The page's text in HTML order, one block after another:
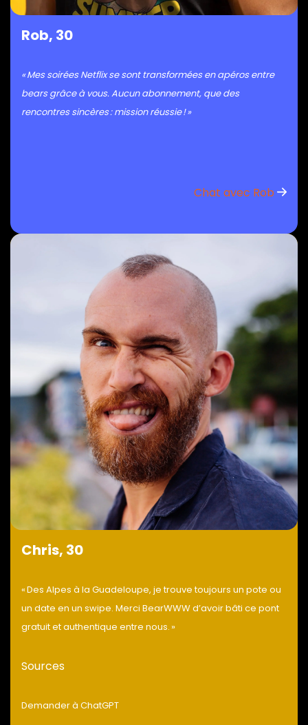
Rob, 30
« Mes soirées Netflix se sont transformées en apéros entre
bears grâce à vous. Aucun abonnement, que des
rencontres sincères : mission réussie ! »
Chat avec Rob
Chris, 30
« Des Alpes à la Guadeloupe, je trouve toujours un pote ou
un date en un swipe. Merci BearWWW d’avoir bâti ce pont
gratuit et authentique entre nous. »
Sources
Demander à ChatGPT